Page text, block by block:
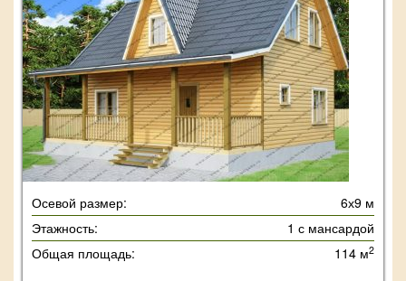
Осевой размер:
6х9 м
Этажность:
1 с мансардой
Общая площадь:
114 м2